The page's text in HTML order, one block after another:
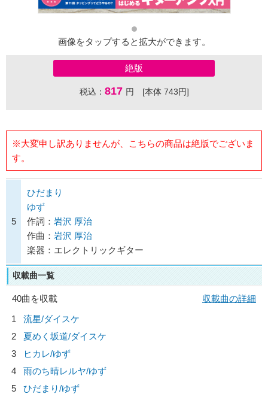
画像をタップすると拡大ができます。
絶版
税込： 817 円 [本体 743円]
※大変申し訳ありませんが、こちらの商品は絶版でございま
す。
5
ひだまり
ゆず
作詞： 岩沢 厚治
作曲： 岩沢 厚治
楽器：エレクトリックギター
収載曲一覧
40曲を収載
収載曲の詳細
1
流星/ダイスケ
2
夏めく坂道/ダイスケ
3
ヒカレ/ゆず
4
雨のち晴レルヤ/ゆず
5
ひだまり/ゆず